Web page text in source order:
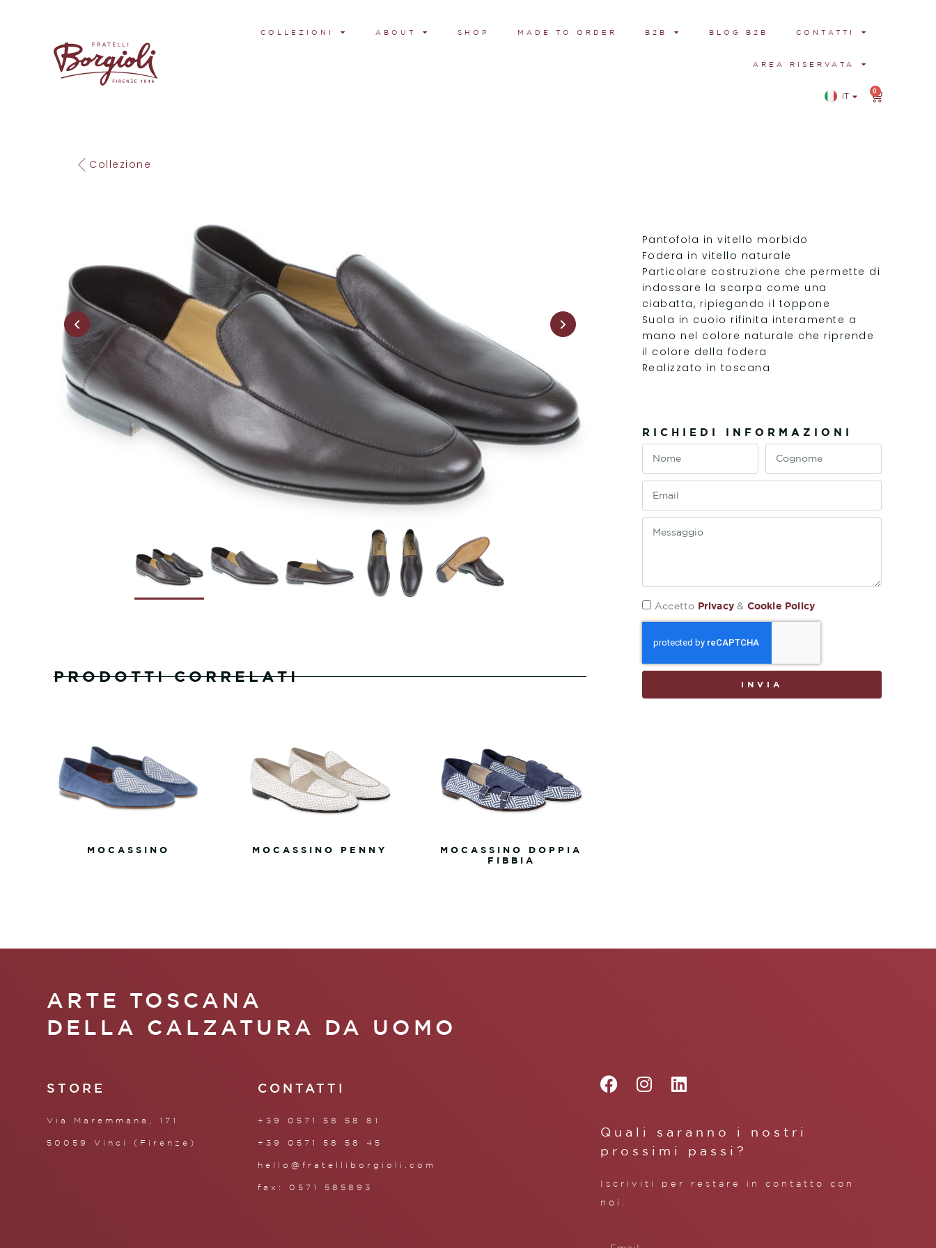
COLLEZIONI ABOUT SHOP MADE TO ORDER B2B BLOG B2B CONTATTI
AREA RISERVATA
IT
EN
0
Collezione
PRODOTTI CORRELATI
MOCASSINO MOCASSINO PENNY
MOCASSINO DOPPIA
FIBBIA
Pantofola in vitello morbido
Fodera in vitello naturale
Particolare costruzione che permette di
indossare la scarpa come una
ciabatta, ripiegando il toppone
Suola in cuoio rifinita interamente a
mano nel colore naturale che riprende
il colore della fodera
Realizzato in toscana
RICHIEDI INFORMAZIONI
Accetto Privacy& Cookie Policy
INVIA
ARTE TOSCANA
DELLA CALZATURA DA UOMO
STORE
Via Maremmana, 171
50059 Vinci (Firenze)
CONTATTI
+39 0571 58 58 81
+39 0571 58 58 45
hello@fratelliborgioli.com
fax: 0571 585893
Quali saranno i nostri
prossimi passi?
Iscriviti per restare in contatto con
noi.